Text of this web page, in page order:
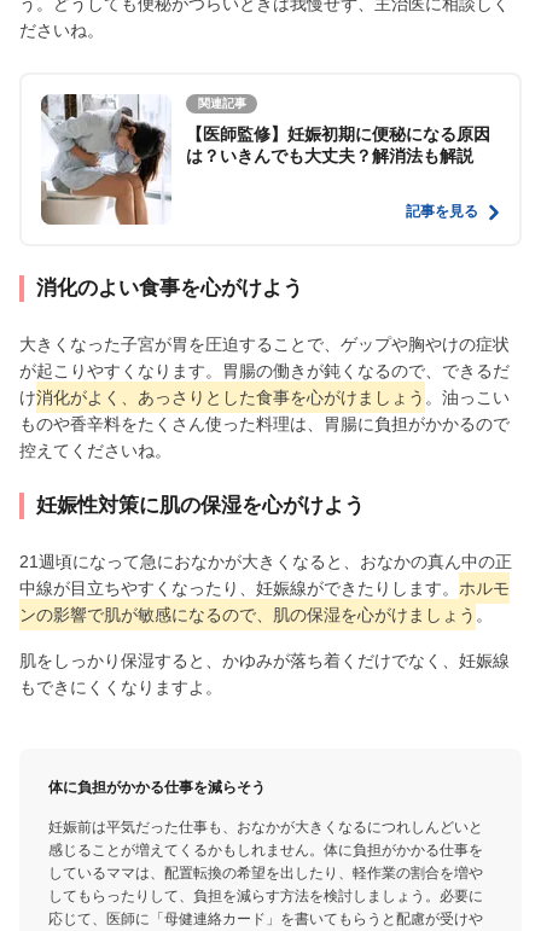
ださいね。
関連記事
【医師監修】妊娠初期に便秘になる原因
は？いきんでも大丈夫？解消法も解説
記事を見る
消化のよい食事を心がけよう
大きくなった子宮が胃を圧迫することで、ゲップや胸やけの症状
が起こりやすくなります。胃腸の働きが鈍くなるので、できるだ
け消化がよく、あっさりとした食事を心がけましょう 。油っこい
ものや香辛料をたくさん使った料理は、胃腸に負担がかかるので
控えてくださいね。
妊娠性対策に肌の保湿を心がけよう
21週頃になって急におなかが大きくなると、おなかの真ん中の正
中線が目立ちやすくなったり、妊娠線ができたりします。 ホルモ
ンの影響で肌が敏感になるので、肌の保湿を心がけましょう 。
肌をしっかり保湿すると、かゆみが落ち着くだけでなく、妊娠線
もできにくくなりますよ。
体に負担がかかる仕事を減らそう
妊娠前は平気だった仕事も、おなかが大きくなるにつれしんどいと
感じることが増えてくるかもしれません。体に負担がかかる仕事を
しているママは、配置転換の希望を出したり、軽作業の割合を増や
してもらったりして、負担を減らす方法を検討しましょう。必要に
応じて、医師に「母健連絡カード」を書いてもらうと配慮が受けや